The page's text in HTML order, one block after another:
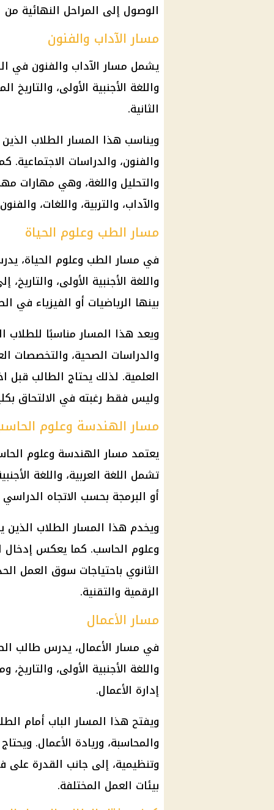
الوصول إلى المراحل النهائية
مسار الآداب والفنون
واللغة الأجنبية الأولى،
الثانية.
ويناسب هذا المسار الطلاب الذين
والفنون، والدراسات الاجتماعية.
والتحليل واللغة، وهي مهارات
والآداب، والتربية، واللغات،
مسار الطب وعلوم الحياة
في مسار الطب وعلوم الحياة،
واللغة الأجنبية الأولى،
بينها الرياضيات أو الفيزياء في
ويعد هذا المسار مناسبًا للطلاب
والدراسات الصحية، والتخصصات
العلمية. لذلك يحتاج الطالب قبل
وليس فقط رغبته في الالتحاق
مسار الهندسة وعلوم
يعتمد مسار الهندسة وعلوم
تشمل اللغة العربية، واللغة
أو البرمجة بحسب الاتجاه
ويخدم هذا المسار الطلاب الذين
وعلوم الحاسب. كما يعكس إدخال
الثانوي باحتياجات سوق العمل
الرقمية والتقنية.
مسار الأعمال
واللغة الأجنبية الأولى،
إدارة الأعمال.
ويفتح هذا المسار الباب أمام
والمحاسبة، وريادة الأعمال.
وتنظيمية، إلى جانب القدرة على
بيئات العمل المختلفة.